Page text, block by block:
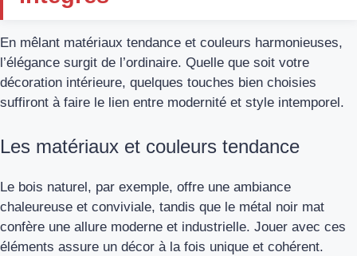
En mêlant matériaux tendance et couleurs harmonieuses,
l’élégance surgit de l’ordinaire. Quelle que soit votre
décoration intérieure, quelques touches bien choisies
suffiront à faire le lien entre modernité et style intemporel.
Les matériaux et couleurs tendance
Le bois naturel, par exemple, offre une ambiance
chaleureuse et conviviale, tandis que le métal noir mat
confère une allure moderne et industrielle. Jouer avec ces
éléments assure un décor à la fois unique et cohérent.